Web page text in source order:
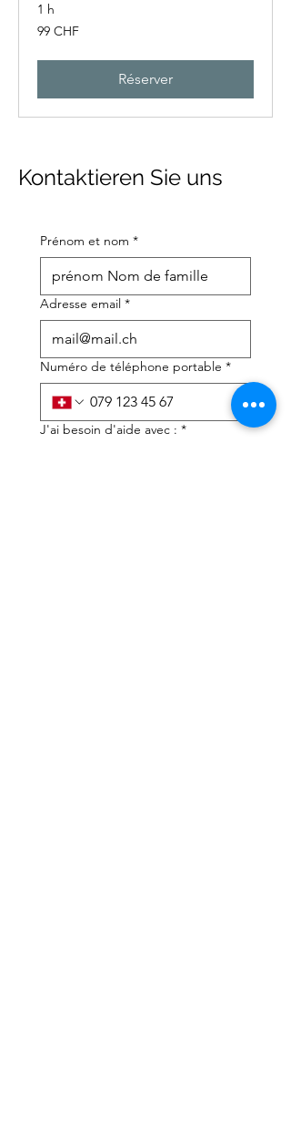
1 h
99
francs
99 CHF
Réserver
Kontaktieren Sie uns
Prénom et nom *
Adresse email *
Numéro de téléphone portable *
J'ai besoin d'aide avec : *